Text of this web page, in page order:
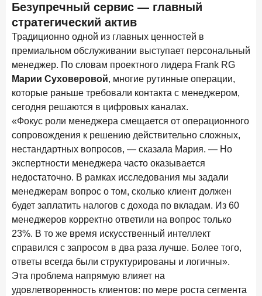
Четких целей в 2026-м и качественных «лошадей»!
25 декабря 2025 года ИССЛЕДОВАНИЕ
Ипотека. Итоги ноября 2025 года
24 декабря 2025 года
Страховщики, УК, брокер-маркетплейсы: как новые
игроки меняют рынок инвестиций
В эпоху дуополии маркетплейсов селлеры ищут
новые финансовые решения
18 декабря 2025 года
Ипотека 2025–2026: стресс‑тест высокими ставками и
прогнозы на восстановление
8 декабря 2025 года ИССЛЕДОВАНИЕ
По итогам ноября 2025 года объем выдач кредитов
составил 1 027 млрд руб.
5 декабря 2025 года
Эмоции, эксклюзив и вовлечение: новая формула
Безупречный сервис — главный
стратегический актив
Традиционно одной из главных ценностей в
премиальном обслуживании выступает персональный
менеджер. По словам проектного лидера Frank RG
Марии Суховеровой, многие рутинные операции,
которые раньше требовали контакта с менеджером,
сегодня решаются в цифровых каналах.
«Фокус роли менеджера смещается от операционного
сопровождения к решению действительно сложных,
нестандартных вопросов, — сказала Мария. — Но
экспертности менеджера часто оказывается
недостаточно. В рамках исследования мы задали
менеджерам вопрос о том, сколько клиент должен
будет заплатить налогов с дохода по вкладам. Из 60
менеджеров корректно ответили на вопрос только
23%. В то же время искусственный интеллект
справился с запросом в два раза лучше. Более того,
ответы всегда были структурированы и логичны».
Эта проблема напрямую влияет на
удовлетворенность клиентов: по мере роста сегмента